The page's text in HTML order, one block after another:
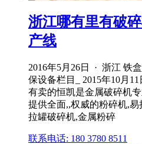
浙江哪有里有破
产线
2016年5月26日 · 浙江 铁
保设备栏目_ 2015年10月
有卖的恒凯是金属破碎机
提供全面,,权威的粉碎机,
拉罐破碎机,金属粉碎
联系电话: 180 3780 8511